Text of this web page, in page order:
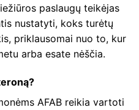
paslaugų teikėjas
nustatyti, koks turėtų
priklausomai nuo to, kur
arba esate nėščia.
AFAB reikia vartoti